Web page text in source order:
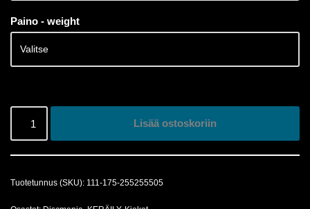
Paino - weight
Lisää ostoskoriin
Tuotetunnus (SKU): 111-175-255255505